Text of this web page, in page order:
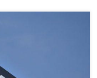
bonus w zakupach z
jakości. Para z Orlando
Mężczyzna i kobieta,
kupowali na